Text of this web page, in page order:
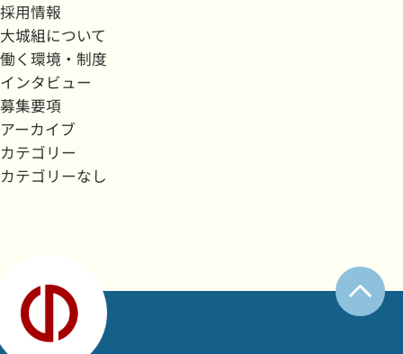
採用情報
大城組について
働く環境・制度
インタビュー
募集要項
アーカイブ
カテゴリー
カテゴリーなし